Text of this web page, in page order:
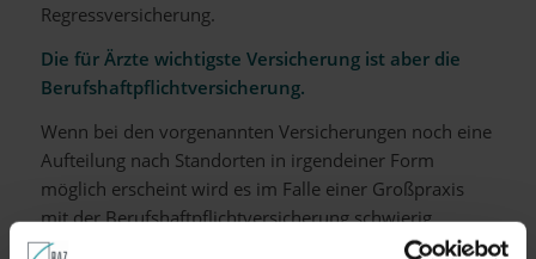
Regressversicherung.
Die für Ärzte wichtigste Versicherung ist aber die
Berufshaftpflichtversicherung.
Wenn bei den vorgenannten Versicherungen noch eine
Aufteilung nach Standorten in irgendeiner Form
möglich erscheint wird es im Falle einer Großpraxis
mit der Berufshaftpflichtversicherung schwierig.